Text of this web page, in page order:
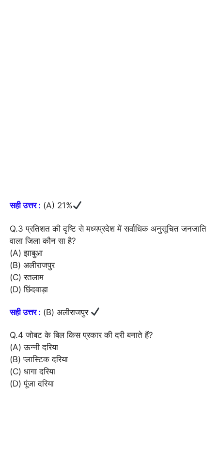
सही उत्तर : (A) 21%
Q.3 प्रतिशत की दृष्टि से मध्यप्रदेश में सर्वाधिक अनुसूचित जनजाति
वाला जिला कौन सा है?
(A) झाबुआ
(B) अलीराजपुर
(C) रतलाम
(D) छिंदवाड़ा
सही उत्तर : (B) अलीराजपुर
Q.4 जोबट के बिल किस प्रकार की दरी बनाते हैं?
(A) ऊन्नी दरिया
(B) प्लास्टिक दरिया
(C) धागा दरिया
(D) पूंजा दरिया